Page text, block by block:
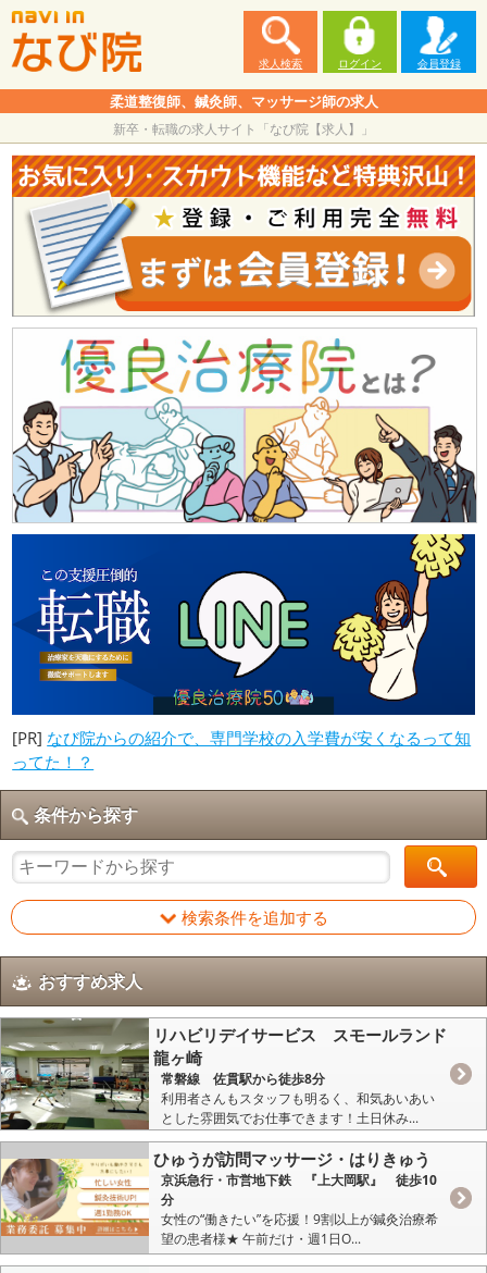
求人検索 ログイン 会員登録
柔道整復師、鍼灸師、マッサージ師の求人
新卒・転職の求人サイト「なび院【求人】」
[PR] なび院からの紹介で、専門学校の入学費が安くなるって知
ってた！？
条件から探す
検索条件を追加する
おすすめ求人
リハビリデイサービス スモールランド
龍ヶ崎
常磐線 佐貫駅から徒歩8分
利用者さんもスタッフも明るく、和気あいあい
とした雰囲気でお仕事できます！土日休み...
ひゅうが訪問マッサージ・はりきゅう
京浜急行・市営地下鉄 『上大岡駅』 徒歩10
分
女性の“働きたい”を応援！9割以上が鍼灸治療希
望の患者様★ 午前だけ・週1日O...